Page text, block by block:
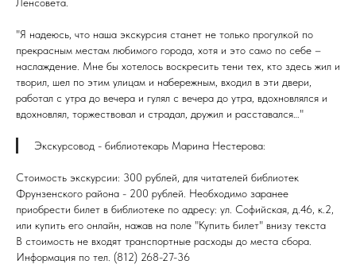
"Я надеюсь, что наша экскурсия станет не только прогулкой по
прекрасным местам любимого города, хотя и это само по себе –
наслаждение. Мне бы хотелось воскресить тени тех, кто здесь жил и
творил, шел по этим улицам и набережным, входил в эти двери,
работал с утра до вечера и гулял с вечера до утра, вдохновлялся и
вдохновлял, торжествовал и страдал, дружил и расставался…"
Экскурсовод - библиотекарь Марина Нестерова:
Стоимость экскурсии: 300 рублей, для читателей библиотек
Фрунзенского района - 200 рублей. Необходимо заранее
приобрести билет в библиотеке по адресу: ул. Софийская, д.46, к.2,
или купить его онлайн, нажав на поле "Купить билет" внизу текста
В стоимость не входят транспортные расходы до места сбора.
Информация по тел. (812) 268-27-36